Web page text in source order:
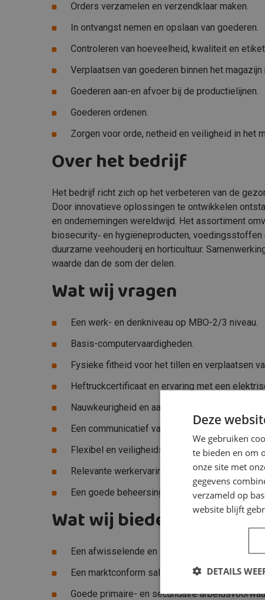
Orders verzamelen en verzendklaar maken.
In ontvangst nemen en opslaan van goederen.
Controleren van hoeveelheid, kwaliteit en
Verplaatsen van goederen binnen het magazijn
Goederen aan-en afvoer bij de productielijnen.
Goederen ordenen.
Zorgen voor orde, netheid en veiligheid in het
Over het bedrijf
Het bedrijf richt zich op het verbeteren van de
Door innovatieve oplossingen te ontwikkelen
en ondernemingen wereldwijd. Het assortiment
biosecurity‑ en hygiëneproducten,
duurzame veehouderij en horticultuur.
waarde dan de som der delen.
Wat wij vragen
Een werk- en denkniveau op MBO-2/3 niveau.
Basis-computervaardigheden.
Fysieke fitheid voor het tillen en verplaatsen
Heftruckcertificaat en ervaring met een
Nauwkeurigheid en aandacht voor detail voor
Een communicatief vaardig, enthousiaste en
Flexibel en veiligheidsbewust.
Relevante werkervaring is een pré.
Een goede beheersing van de Nederlandse
Wat wij bieden
Een afwisselende en zelfstandige functie in
Een marktconform salaris, afhankelijk van
Goede primaire- en secundaire
Deze
We gebruiken
te bieden en om
onze site met
gegevens
verzameld op
website blijft
DETAILS